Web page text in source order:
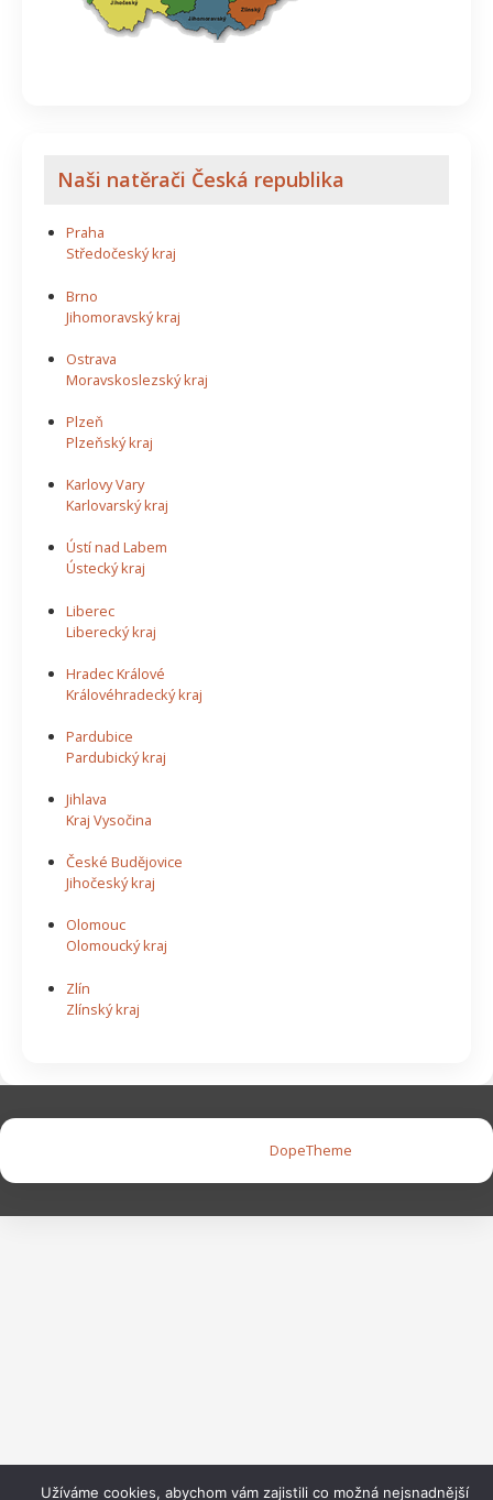
Naši natěrači Česká republika
Praha
Středočeský kraj
Brno
Jihomoravský kraj
Ostrava
Moravskoslezský kraj
Plzeň
Plzeňský kraj
Karlovy Vary
Karlovarský kraj
Ústí nad Labem
Ústecký kraj
Liberec
Liberecký kraj
Hradec Králové
Královéhradecký kraj
Pardubice
Pardubický kraj
Jihlava
Kraj Vysočina
České Budějovice
Jihočeský kraj
Olomouc
Olomoucký kraj
Zlín
Zlínský kraj
DopeTheme
Užíváme cookies, abychom vám zajistili co možná nejsnadnější